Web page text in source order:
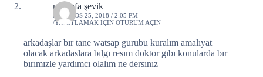
mustafa şevik
AĞUSTOS 25, 2018 / 2:05 PM
YANITLAMAK IÇIN OTURUM AÇIN
arkadaşlar bır tane watsap gurubu kuralım amalıyat
olacak arkadaslara bılgı resım doktor gıbı konularda bır
bırımızle yardımcı olalım ne dersınız